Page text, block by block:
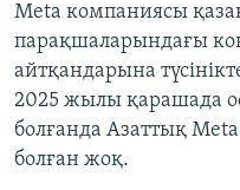
Meta компаниясы
парақшаларындағы
айтқандарына
2025 жылы қарашада
болғанда Азаттық
болған жоқ.